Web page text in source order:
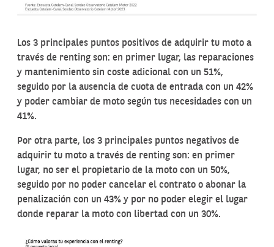
Los 3 principales puntos positivos de adquirir tu moto a
través de renting son: en primer lugar, las reparaciones
y mantenimiento sin coste adicional con un 51%,
seguido por la ausencia de cuota de entrada con un 42%
y poder cambiar de moto según tus necesidades con un
41%.
Por otra parte, los 3 principales puntos negativos de
adquirir tu moto a través de renting son: en primer
lugar, no ser el propietario de la moto con un 50%,
seguido por no poder cancelar el contrato o abonar la
penalización con un 43% y por no poder elegir el lugar
donde reparar la moto con libertad con un 30%.